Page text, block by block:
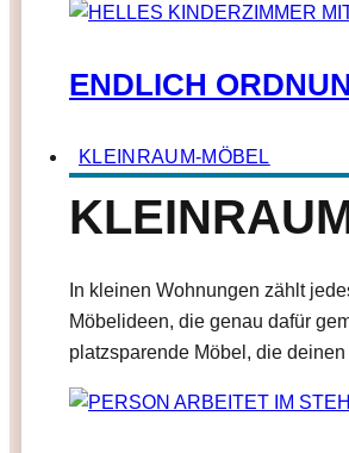
ENDLICH
KLEINRAUM-MÖBEL
In kleinen Wohnungen zählt
Möbelideen, die genau dafür
platzsparende Möbel, die